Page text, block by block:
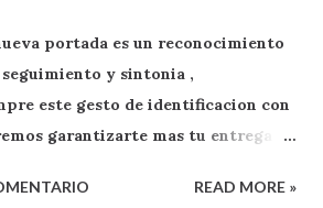
portada es un reconocimiento
y sintonia ,
este gesto de identificacion con
garantizarte mas tu entrega
READ MORE »